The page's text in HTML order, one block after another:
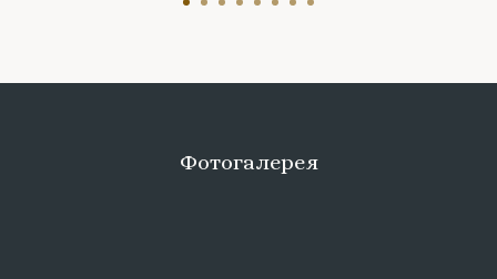
Фотогалерея